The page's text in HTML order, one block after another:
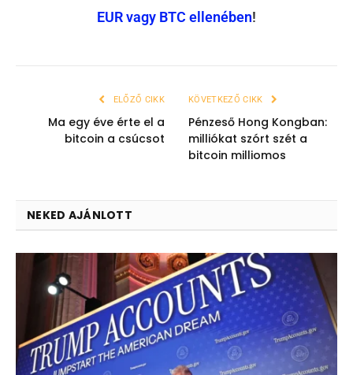
EUR vagy BTC ellenében!
ELŐZŐ CIKK
Ma egy éve érte el a
bitcoin a csúcsot
KÖVETKEZŐ CIKK
Pénzeső Hong Kongban:
milliókat szórt szét a
bitcoin milliomos
NEKED AJÁNLOTT